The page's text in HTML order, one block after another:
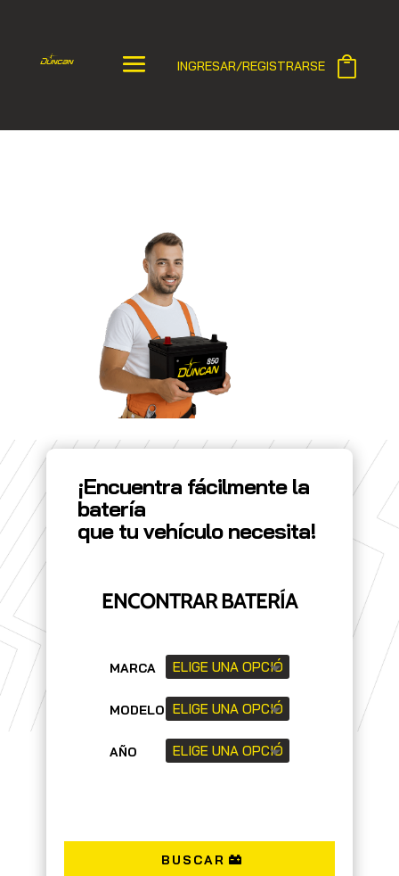
INGRESAR/REGISTRARSE
¡Encuentra fácilmente la
batería
que tu vehículo necesita!
ENCONTRAR BATERÍA
MARCA
MODELO
AÑO
BUSCAR